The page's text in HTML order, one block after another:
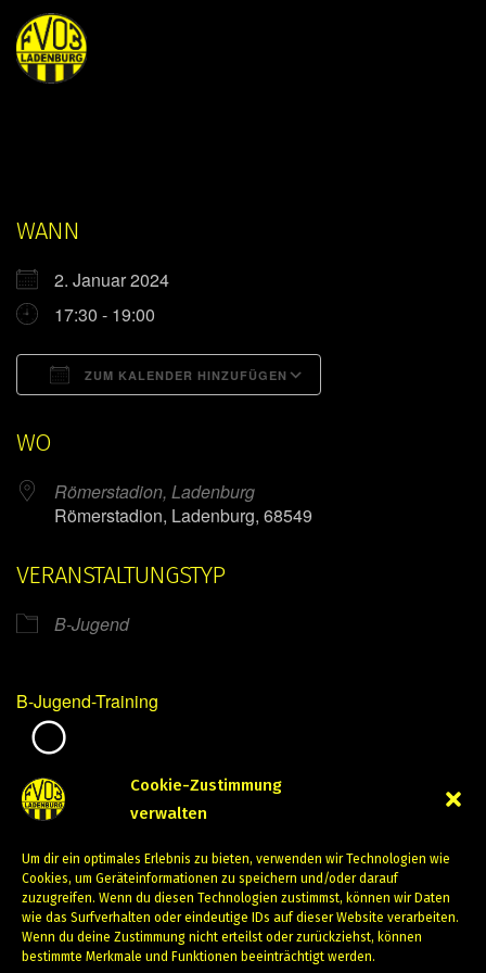
Cookie-Zustimmung
verwalten
Um dir ein optimales Erlebnis zu bieten, verwenden wir Technologien wie
Cookies, um Geräteinformationen zu speichern und/oder darauf
zuzugreifen. Wenn du diesen Technologien zustimmst, können wir Daten
wie das Surfverhalten oder eindeutige IDs auf dieser Website verarbeiten.
Wenn du deine Zustimmung nicht erteilst oder zurückziehst, können
bestimmte Merkmale und Funktionen beeinträchtigt werden.
WANN
2. Januar 2024
17:30 - 19:00
ZUM KALENDER HINZUFÜGEN
WO
Römerstadion, Ladenburg
Römerstadion, Ladenburg, 68549
VERANSTALTUNGSTYP
B-Jugend
B-Jugend-Training
Januar 2, 2024
PREVIOUS